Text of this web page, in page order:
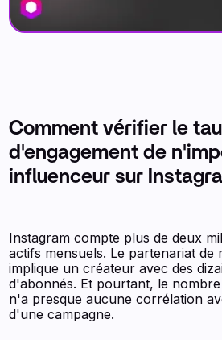
Comment vérifier le
d'engagement de
influenceur sur
Instagram compte plus de deux
actifs mensuels. Le partenariat de
implique un créateur avec des
d'abonnés. Et pourtant, le
n'a presque aucune corrélation
d'une campagne.